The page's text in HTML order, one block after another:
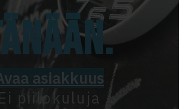
asiakkuus
piilokuluja